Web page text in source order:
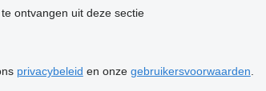
ontvangen uit deze sectie
privacybeleid en onze gebruikersvoorwaarden